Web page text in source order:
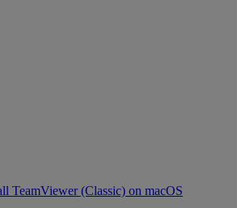
TeamViewer (Classic) on macOS